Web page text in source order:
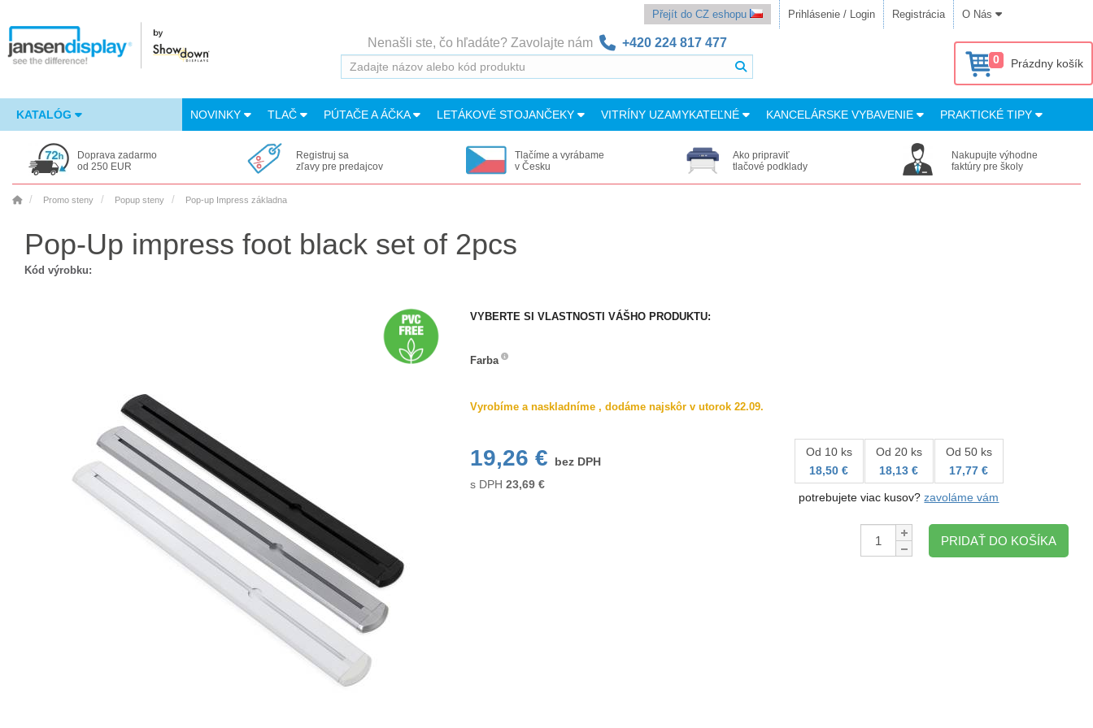
Přejít do CZ eshopu Prihlásenie / Login Registrácia O Nás
Nenašli ste, čo hľadáte? Zavolajte nám +420 224 817 477
0 Prázdny košík
KATALÓG NOVINKY TLAČ PÚTAČE A ÁČKA LETÁKOVÉ STOJANČEKY VITRÍNY UZAMYKATEĽNÉ KANCELÁRSKE VYBAVENIE PRAKTICKÉ TIPY
Doprava zadarmo
od 250 EUR
Registruj sa
zľavy pre predajcov
Tlačíme a vyrábame
v Česku
Ako pripraviť
tlačové podklady
Nakupujte výhodne
faktúry pre školy
Promo steny Popup steny Pop-up Impress základna
Pop-Up impress foot black set of 2pcs
Kód výrobku:
VYBERTE SI VLASTNOSTI VÁŠHO PRODUKTU:
Farba
Vyrobíme a naskladníme , dodáme najskôr v utorok 22.09.
19,26 €
bez DPH
s DPH 23,69€
Od 10 ks
18,50 €
Od 20 ks
18,13 €
Od 50 ks
17,77 €
potrebujete viac kusov?zavoláme vám
Množstvo:
PRIDAŤ DO KOŠÍKA